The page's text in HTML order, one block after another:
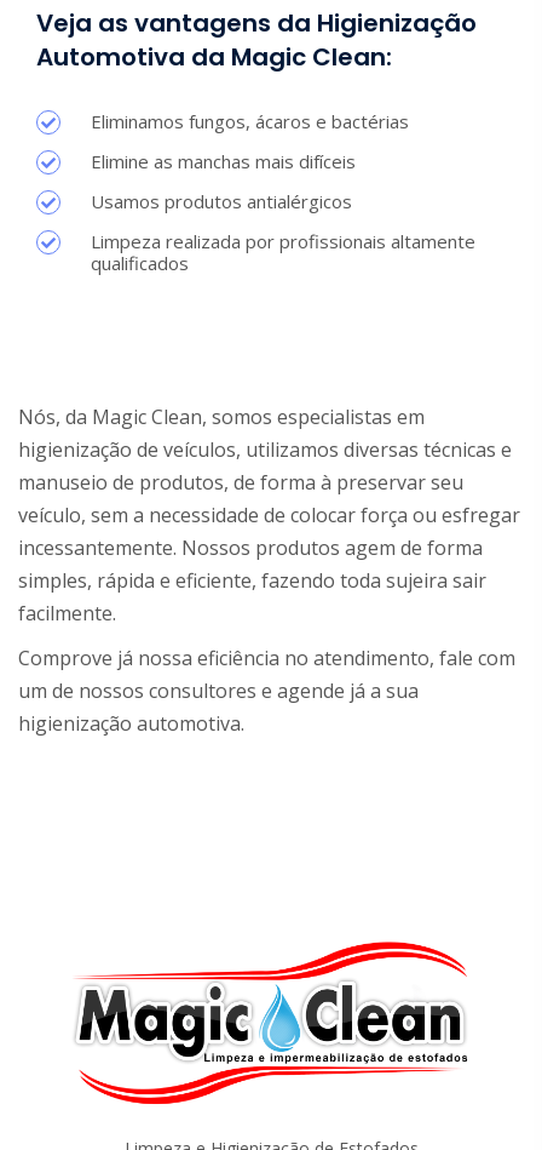
Veja as vantagens da Higienização
Automotiva da Magic Clean:
Eliminamos fungos, ácaros e bactérias
Elimine as manchas mais difíceis
Usamos produtos antialérgicos
Limpeza realizada por profissionais altamente
qualificados
Nós, da Magic Clean, somos especialistas em
higienização de veículos, utilizamos diversas técnicas e
manuseio de produtos, de forma à preservar seu
veículo, sem a necessidade de colocar força ou esfregar
incessantemente. Nossos produtos agem de forma
simples, rápida e eficiente, fazendo toda sujeira sair
facilmente.
Comprove já nossa eficiência no atendimento, fale com
um de nossos consultores e agende já a sua
higienização automotiva.